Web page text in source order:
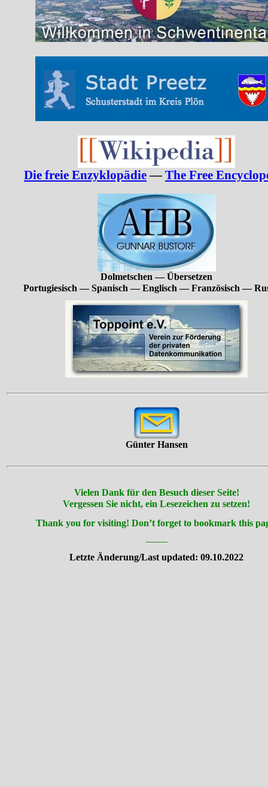
Die freie Enzyklopädie—The Free
Dolmetschen — Übersetzen
Portugiesisch — Spanisch — Englisch — Französisch —
Günter Hansen
Vielen Dank für den Besuch dieser Seite!
Vergessen Sie nicht, ein Lesezeichen zu setzen!
Thank you for visiting! Don’t forget to bookmark this
———
Letzte Änderung/Last updated: 09.10.2022